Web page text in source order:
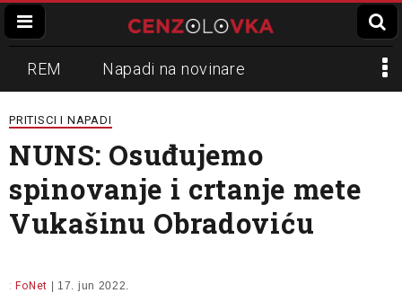
REM Napadi na novinare
Zvučni top
Propaganda Lokalni mediji
Informer Slavko Ćuruvija
PRITISCI I NAPADI
NUNS: Osuđujemo
spinovanje i crtanje mete
Vukašinu Obradoviću
: FoNet | 17. jun 2022.